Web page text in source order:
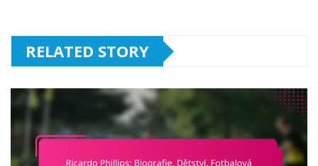
RELATED STORY